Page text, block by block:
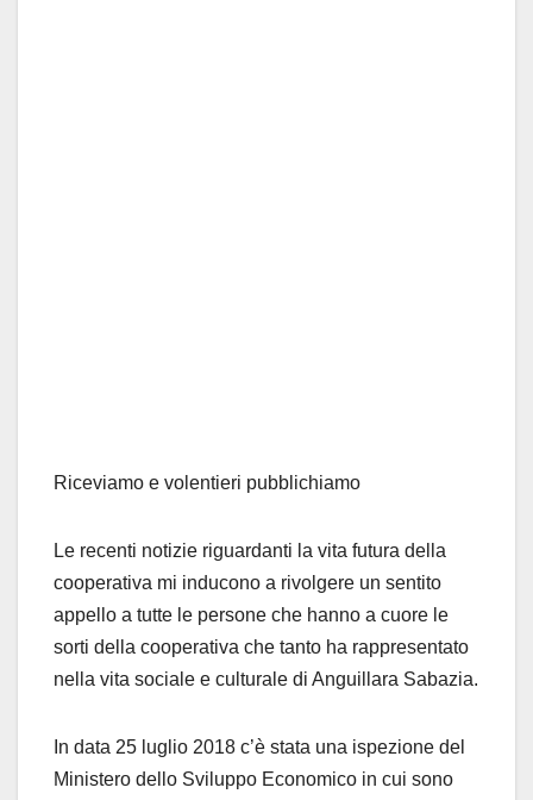
Riceviamo e volentieri pubblichiamo
Le recenti notizie riguardanti la vita futura della
cooperativa mi inducono a rivolgere un sentito
appello a tutte le persone che hanno a cuore le
sorti della cooperativa che tanto ha rappresentato
nella vita sociale e culturale di Anguillara Sabazia.
In data 25 luglio 2018 c’è stata una ispezione del
Ministero dello Sviluppo Economico in cui sono